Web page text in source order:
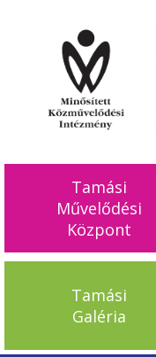
Tamási
Művelődési
Központ
Tamási
Galéria